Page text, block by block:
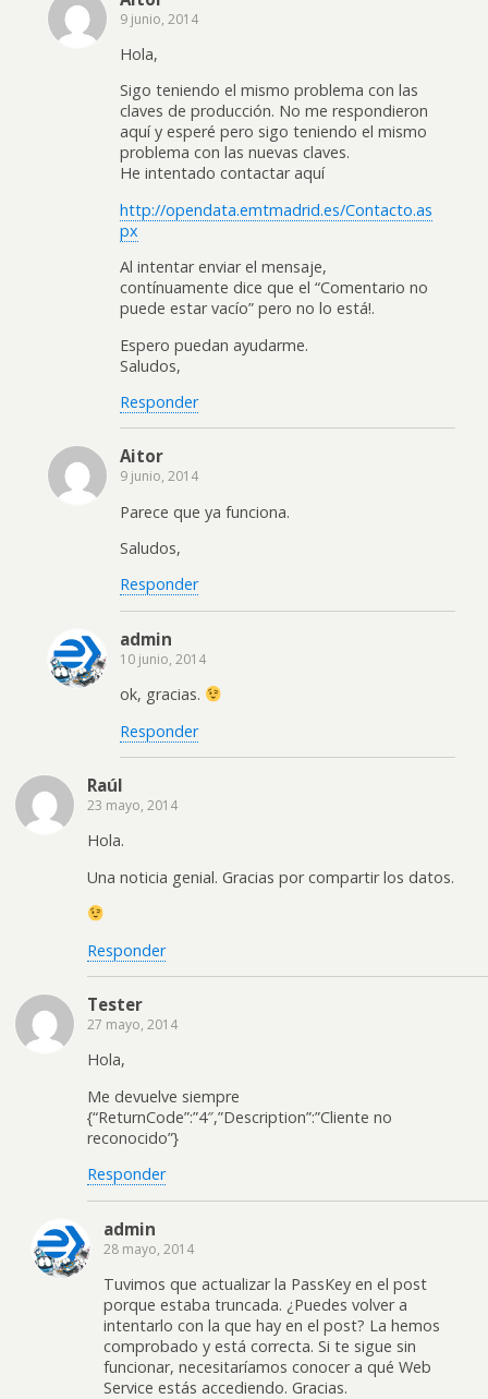
9 junio, 2014
Hola,
Sigo teniendo el mismo problema con las
claves de producción. No me respondieron
aquí y esperé pero sigo teniendo el mismo
problema con las nuevas claves.
He intentado contactar aquí
http://opendata.emtmadrid.es/Contacto.as
px
Al intentar enviar el mensaje,
contínuamente dice que el “Comentario no
puede estar vacío” pero no lo está!.
Espero puedan ayudarme.
Saludos,
Responder
Aitor
9 junio, 2014
Parece que ya funciona.
Saludos,
Responder
admin
10 junio, 2014
ok, gracias.
Responder
Raúl
23 mayo, 2014
Hola.
Una noticia genial. Gracias por compartir los datos.
Responder
Tester
27 mayo, 2014
Hola,
Me devuelve siempre
{“ReturnCode”:”4″,”Description”:”Cliente no
reconocido”}
Responder
admin
28 mayo, 2014
Tuvimos que actualizar la PassKey en el post
porque estaba truncada. ¿Puedes volver a
intentarlo con la que hay en el post? La hemos
comprobado y está correcta. Si te sigue sin
funcionar, necesitaríamos conocer a qué Web
Service estás accediendo. Gracias.